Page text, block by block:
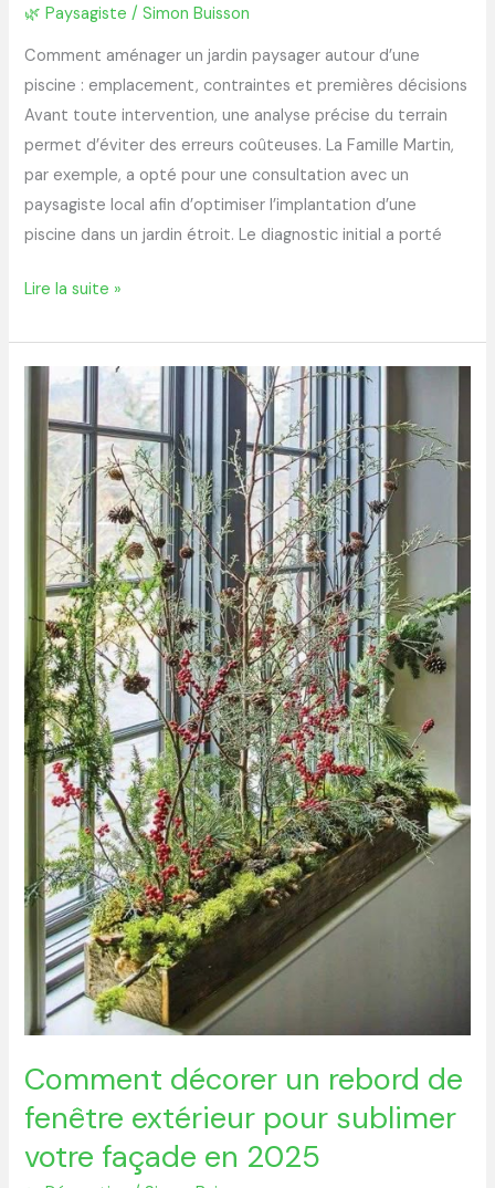
🌿 Paysagiste /Simon Buisson
Comment aménager un jardin paysager autour d’une
piscine : emplacement, contraintes et premières décisions
Avant toute intervention, une analyse précise du terrain
permet d’éviter des erreurs coûteuses. La Famille Martin,
par exemple, a opté pour une consultation avec un
paysagiste local afin d’optimiser l’implantation d’une
piscine dans un jardin étroit. Le diagnostic initial a porté
avec
Lire la suite »
Comment décorer un rebord de
fenêtre extérieur pour sublimer
votre façade en 2025
Comment
décorer
rebord
fenêtre
extérieur
pour
sublimer
votre
façade
en
2025